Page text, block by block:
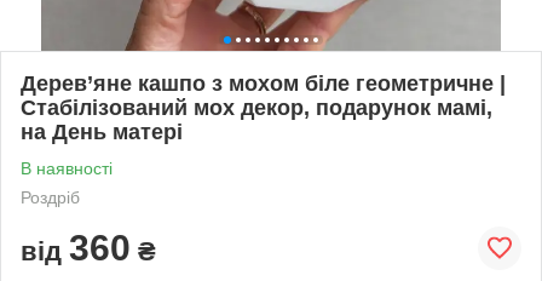
Дерев’яне кашпо з мохом біле геометричне |
Стабілізований мох декор, подарунок мамі,
на День матері
В наявності
Роздріб
від 360 ₴